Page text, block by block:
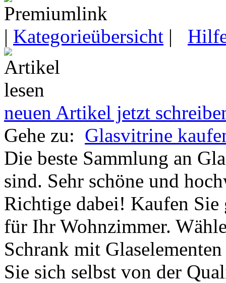
| Kategorieübersicht |
neuen Artikel jetzt
Gehe zu: Glasvitrine
Die beste Sammlung an
sind. Sehr schöne und
Richtige dabei! Kaufen Sie
für Ihr Wohnzimmer.
Schrank mit
Sie sich selbst von der